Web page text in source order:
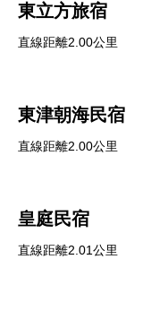
東立方旅宿
直線距離2.00公里
東津朝海民宿
直線距離2.00公里
皇庭民宿
直線距離2.01公里